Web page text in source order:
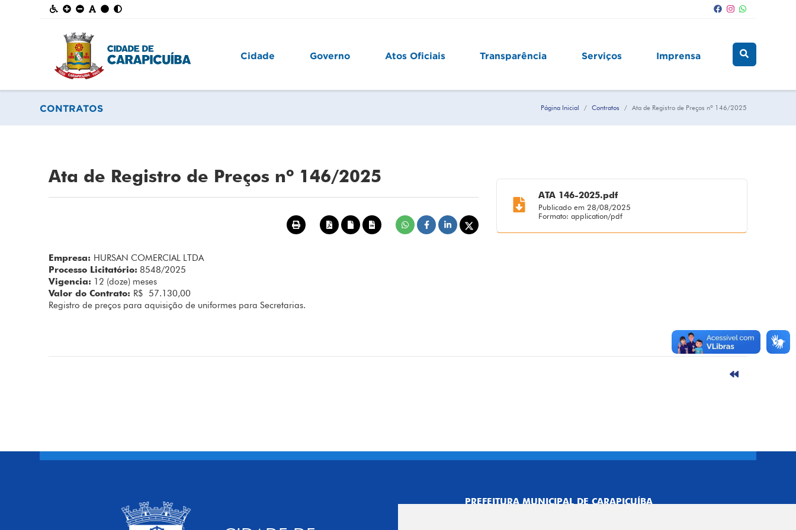
Cidade Governo Atos Oficiais Transparência Serviços Imprensa
CONTRATOS Página Inicial Contratos Ata de Registro de Preços nº 146/2025
Ata de Registro de Preços nº 146/2025
Empresa: HURSAN COMERCIAL LTDA
Processo Licitatório: 8548/2025
Vigencia: 12 (doze) meses
Valor do Contrato: R$ 57.130,00
Registro de preços para aquisição de uniformes para Secretarias.
ATA 146-2025.pdf
Publicado em 28/08/2025
Formato: application/pdf
PREFEITURA MUNICIPAL DE CARAPICUÍBA